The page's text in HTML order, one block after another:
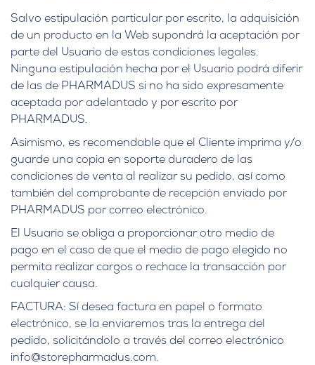
Salvo estipulación particular por escrito, la adquisición
de un producto en la Web supondrá la aceptación por
parte del Usuario de estas condiciones legales.
Ninguna estipulación hecha por el Usuario podrá diferir
de las de PHARMADUS si no ha sido expresamente
aceptada por adelantado y por escrito por
PHARMADUS.
Asimismo, es recomendable que el Cliente imprima y/o
guarde una copia en soporte duradero de las
condiciones de venta al realizar su pedido, así como
también del comprobante de recepción enviado por
PHARMADUS por correo electrónico.
El Usuario se obliga a proporcionar otro medio de
pago en el caso de que el medio de pago elegido no
permita realizar cargos o rechace la transacción por
cualquier causa.
FACTURA: Sí desea factura en papel o formato
electrónico, se la enviaremos tras la entrega del
pedido, solicitándolo a través del correo electrónico
info@storepharmadus.com.